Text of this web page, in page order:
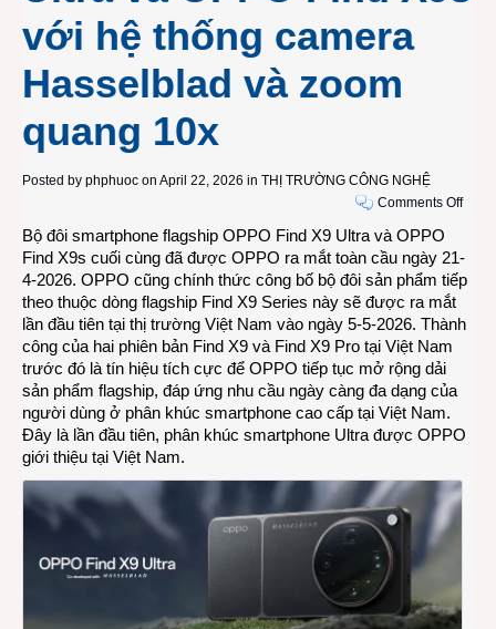
với hệ thống camera
Hasselblad và zoom
quang 10x
Posted by phphuoc on April 22, 2026 in THỊ TRƯỜNG CÔNG NGHỆ
Comments Offon
Find
Find
Bộ đôi smartphone flagship OPPO Find X9 Ultra và OPPO
Find X9s cuối cùng đã được OPPO ra mắt toàn cầu ngày 21-
4-2026. OPPO cũng chính thức công bố bộ đôi sản phẩm tiếp
theo thuộc dòng flagship Find X9 Series này sẽ được ra mắt
lần đầu tiên tại thị trường Việt Nam vào ngày 5-5-2026. Thành
công của hai phiên bản Find X9 và Find X9 Pro tại Việt Nam
trước đó là tín hiệu tích cực để OPPO tiếp tục mở rộng dải
sản phẩm flagship, đáp ứng nhu cầu ngày càng đa dạng của
người dùng ở phân khúc smartphone cao cấp tại Việt Nam.
Đây là lần đầu tiên, phân khúc smartphone Ultra được OPPO
giới thiệu tại Việt Nam.